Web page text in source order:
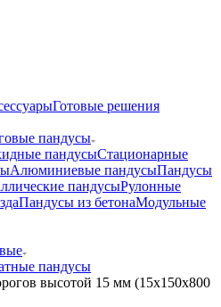
Готовые решения
пандусы
пандусыСтационарные
Алюминиевые пандусыПандусы
пандусыРулонные
Пандусы из бетонаМодульные
пандусы
высотой 15 мм (15х150х800